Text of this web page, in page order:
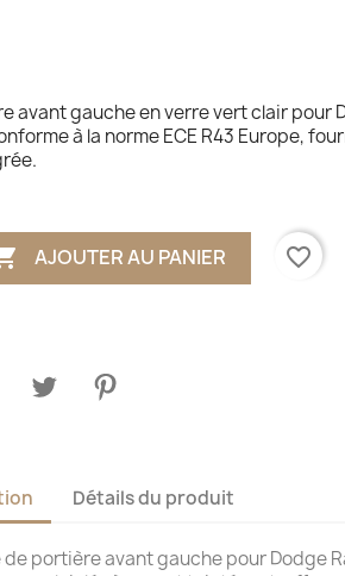
avant gauche en verre vert clair pour
à la norme ECE R43 Europe,
AJOUTER AU PANIER favorite_border
Détails du produit
portière avant gauche pour Dodge